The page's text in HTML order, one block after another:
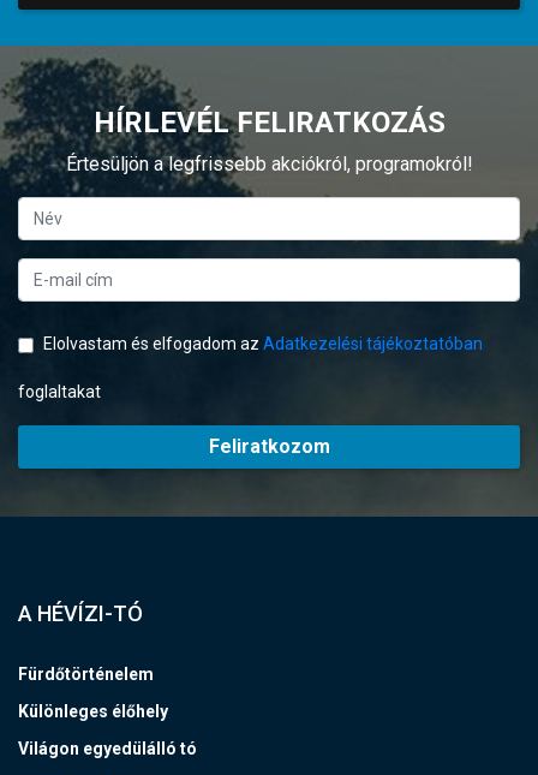
HÍRLEVÉL FELIRATKOZÁS
Értesüljön a legfrissebb akciókról, programokról!
Elolvastam és elfogadom az Adatkezelési tájékoztatóban
foglaltakat
Feliratkozom
A HÉVÍZI-TÓ
Fürdőtörténelem
Különleges élőhely
Világon egyedülálló tó